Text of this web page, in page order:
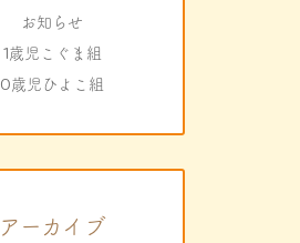
お知らせ
1歳児こぐま組
0歳児ひよこ組
アーカイブ